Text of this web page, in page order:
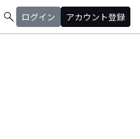
search ログイン アカウント登録